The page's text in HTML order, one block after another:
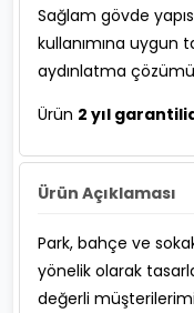
Sağlam gövde
kullanımına uygun
aydınlatma
Ürün 2 yıl
Ürün Açıklaması
Park, bahçe ve
yönelik olarak
değerli